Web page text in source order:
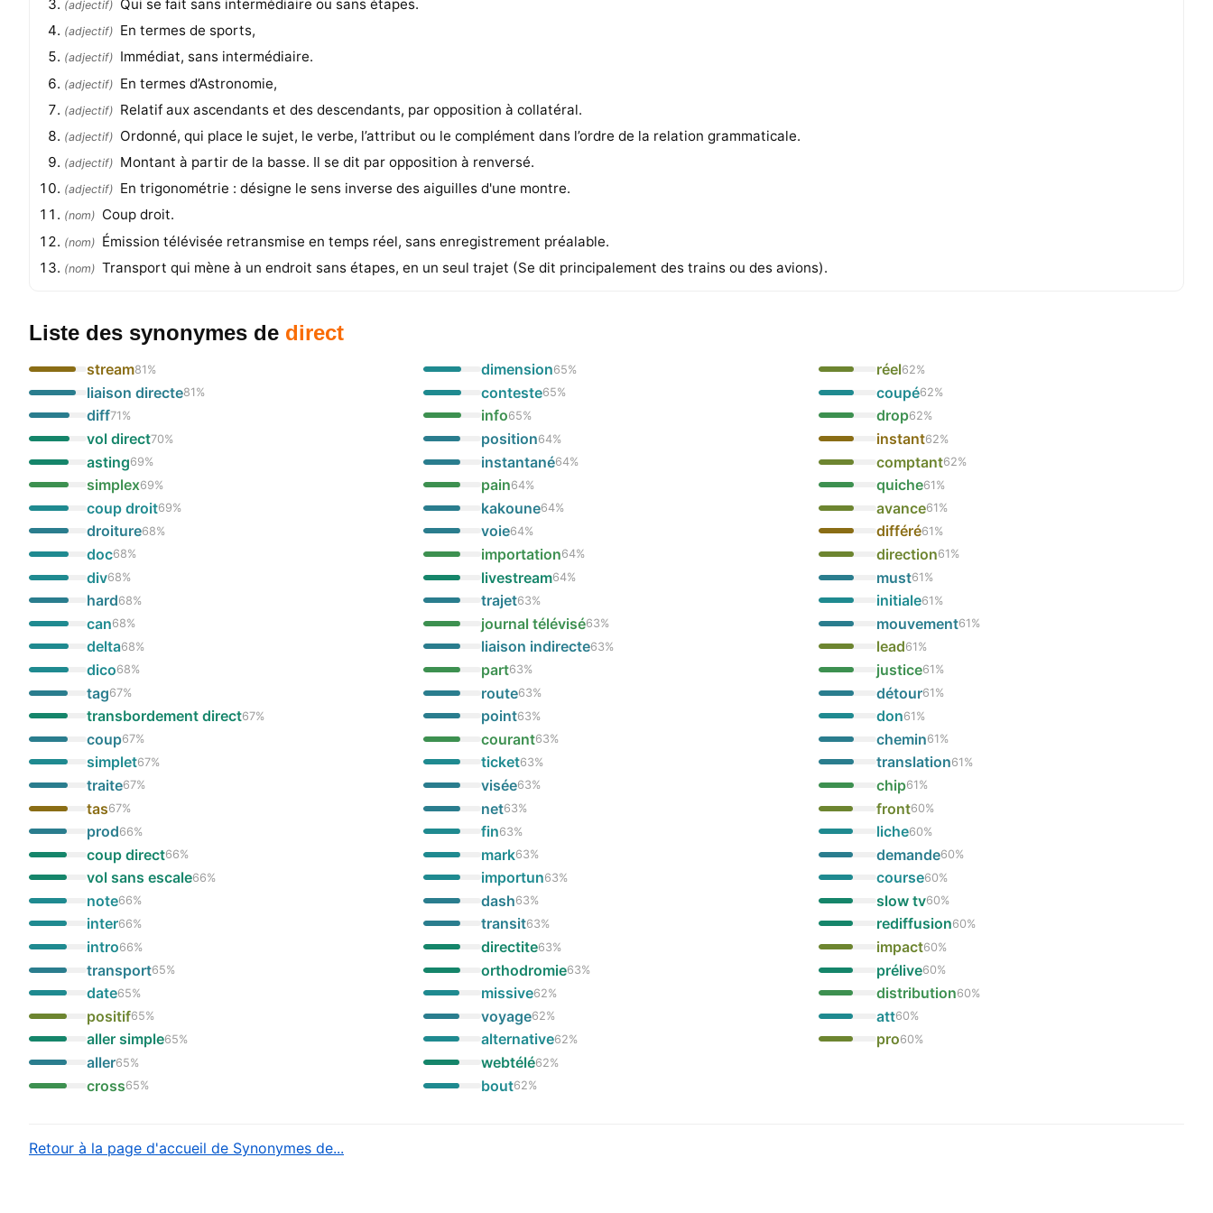
(adjectif) Qui se fait sans intermédiaire ou sans étapes.
(adjectif) En termes de sports,
(adjectif) Immédiat, sans intermédiaire.
(adjectif) En termes d’Astronomie,
(adjectif) Relatif aux ascendants et des descendants, par opposition à collatéral.
(adjectif) Ordonné, qui place le sujet, le verbe, l’attribut ou le complément dans l’ordre de la relation grammaticale.
(adjectif) Montant à partir de la basse. Il se dit par opposition à renversé.
(adjectif) En trigonométrie : désigne le sens inverse des aiguilles d'une montre.
(nom) Coup droit.
(nom) Émission télévisée retransmise en temps réel, sans enregistrement préalable.
(nom) Transport qui mène à un endroit sans étapes, en un seul trajet (Se dit principalement des trains ou des avions).
Liste des synonymes de direct
stream81%
liaison directe81 %
diff71 %
vol direct70%
asting69%
simplex69%
coup droit69%
droiture68%
doc68%
div68%
hard68%
can68%
delta68%
dico68%
tag67%
transbordement direct67%
coup67%
simplet67%
traite67%
tas67%
prod66%
coup direct66%
vol sans escale66%
note66%
inter66%
intro66%
transport65%
date65%
positif65%
aller simple65%
aller65%
cross65%
dimension65%
conteste65%
info65%
position64%
instantané64%
pain64%
kakoune64%
voie64%
importation64%
livestream64%
trajet63%
journal télévisé63%
liaison indirecte63%
part63%
route63%
point63%
courant63%
ticket63%
visée63%
net63%
fin63%
mark63%
importun63%
dash63%
transit63%
directite63%
orthodromie63%
missive62%
voyage62%
alternative62%
webtélé62%
bout62%
réel62%
coupé62%
drop62%
instant62%
comptant62%
quiche61%
avance61 %
différé61 %
direction61 %
must61 %
initiale61%
mouvement61 %
lead61 %
justice61 %
détour61 %
don61%
chemin61 %
translation61 %
chip61 %
front60%
liche60%
demande60%
course60%
slow tv60%
rediffusion60%
impact60%
prélive60%
distribution60%
att60%
pro60%
Retour à la page d'accueil de Synonymes de...